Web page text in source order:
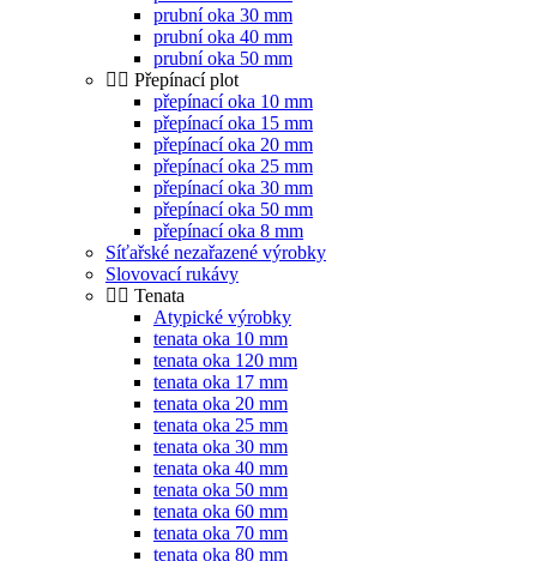
prubní oka 30 mm
prubní oka 40 mm
prubní oka 50 mm
Přepínací plot
přepínací oka 10 mm
přepínací oka 15 mm
přepínací oka 20 mm
přepínací oka 25 mm
přepínací oka 30 mm
přepínací oka 50 mm
přepínací oka 8 mm
Síťařské nezařazené výrobky
Slovovací rukávy
Tenata
Atypické výrobky
tenata oka 10 mm
tenata oka 120 mm
tenata oka 17 mm
tenata oka 20 mm
tenata oka 25 mm
tenata oka 30 mm
tenata oka 40 mm
tenata oka 50 mm
tenata oka 60 mm
tenata oka 70 mm
tenata oka 80 mm